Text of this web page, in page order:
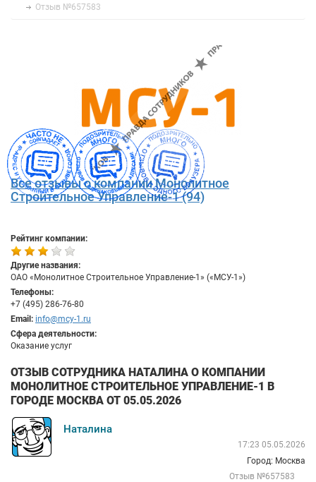
Отзыв №657583
Все отзывы о компании Монолитное
Строительное Управление-1 (94)
Рейтинг компании:
Другие названия:
ОАО «Монолитное Строительное Управление-1» («МСУ-1»)
Телефоны:
+7 (495) 286-76-80
Email: info@mcy-1.ru
Сфера деятельности:
Оказание услуг
ОТЗЫВ СОТРУДНИКА НАТАЛИНА О КОМПАНИИ
МОНОЛИТНОЕ СТРОИТЕЛЬНОЕ УПРАВЛЕНИЕ-1 В
ГОРОДЕ МОСКВА ОТ 05.05.2026
Наталина
17:23 05.05.2026
Город: Москва
Отзыв №657583